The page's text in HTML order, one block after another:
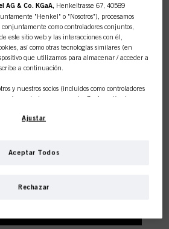
TENDENCIA?
AG & Co. KGaA, Henkeltrasse 67, 40589
"Henkel" o "Nosotros"), procesamos
conjuntamente como controladores conjuntos,
este sitio web y las interacciones con él,
así como otras tecnologías similares (en
que utilizamos para almacenar / acceder a
a continuación.
y nuestros socios (incluidos como controladores
según se designa en nuestra Declaración de
similares") también utilizaremos cookies y
web y/o para marketing personalizado
de nuestros productos en sitios web de terceros,
para mostrarle anuncios que puedan interesarle
Ajustar
Rechazar
Aceptar Todos